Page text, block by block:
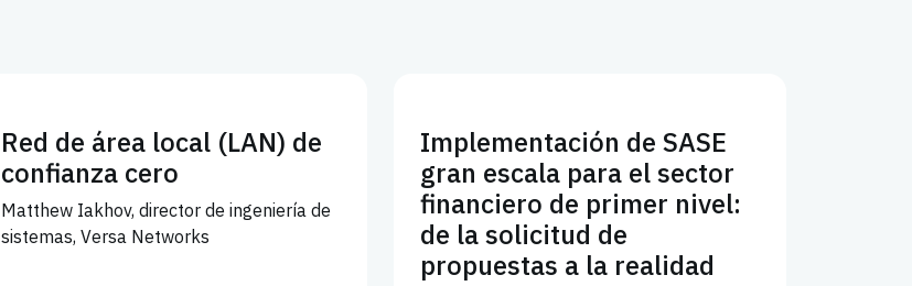
Red de área local (LAN) de
confianza cero
Matthew Iakhov, director de ingeniería de
sistemas, Versa Networks
Implementación de SASE
gran escala para el sector
financiero de primer nivel:
de la solicitud de
propuestas a la realidad